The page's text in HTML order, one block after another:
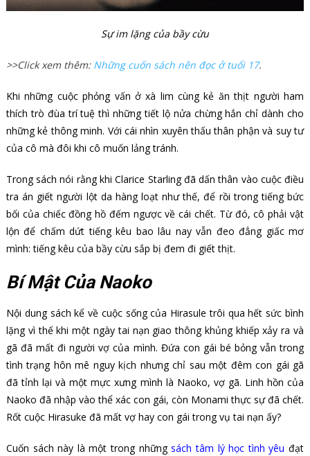
Sự im lặng của bầy cừu
>>Click xem thêm: Những cuốn sách nên đọc ở tuổi 17.
Khi những cuộc phỏng vấn ở xà lim cùng kẻ ăn thịt người ham
thích trò đùa trí tuệ thì những tiết lộ nửa chừng hắn chỉ dành cho
những kẻ thông minh. Với cái nhìn xuyên thấu thân phận và suy tư
của cô mà đôi khi cô muốn lảng tránh.
Trong sách nói rằng khi Clarice Starling đã dấn thân vào cuộc điều
tra án giết người lột da hàng loạt như thế, để rồi trong tiếng bức
bối của chiếc đồng hồ đếm ngược về cái chết. Từ đó, cô phải vật
lộn để chấm dứt tiếng kêu bao lâu nay vẫn đeo đẳng giấc mơ
mình: tiếng kêu của bầy cừu sắp bị đem đi giết thịt.
Bí Mật Của Naoko
Nội dung sách kể về cuộc sống của Hirasule trôi qua hết sức bình
lặng vì thế khi một ngày tai nạn giao thông khủng khiếp xảy ra và
gã đã mất đi người vợ của mình. Đứa con gái bé bỏng vẫn trong
tình trạng hôn mê nguy kịch nhưng chỉ sau một đêm con gái gã
đã tỉnh lại và một mực xưng mình là Naoko, vợ gã. Linh hồn của
Naoko đã nhập vào thể xác con gái, còn Monami thực sự đã chết.
Rốt cuộc Hirasuke đã mất vợ hay con gái trong vụ tai nạn ấy?
Cuốn sách này là một trong nhữngsách tâm lý học tình yêu đạt